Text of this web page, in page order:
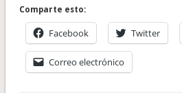
Comparte esto:
Facebook Twitter
Correo electrónico